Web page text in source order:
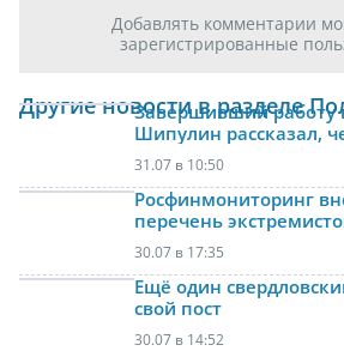
Добавлять комментарии
зарегистрированные
Другие новости в разделе
Завершивший работу
Шипулин рассказал,
31.07 в 10:50
Росфинмониторинг
перечень
30.07 в 17:35
Ещё один
свой пост
30.07 в 14:52